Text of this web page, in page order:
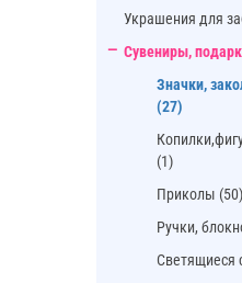
Украшения для
Сувениры,
Значки,
(27)
(1)
Приколы (50)
Ручки,
Светящиеся